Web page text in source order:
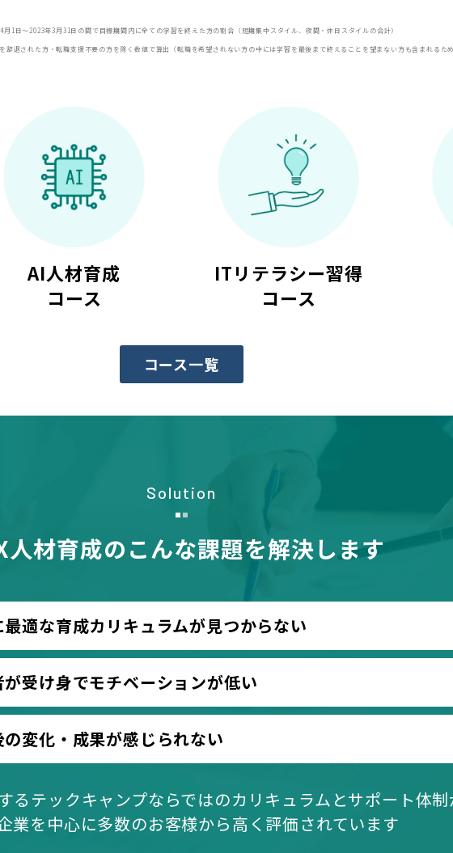
1日〜2023年3月31日の間で目標期間内に全ての学習を終えた方の割合（短期集中スタイル、夜間・休日スタイルの合計）
退された方・転職支援不要の方を除く数値で算出（転職を希望されない方の中には学習を最後まで終えることを望まない方も含まれるため
AI人材育成
コース
ITリテラシー習得
コース
コース一覧
Solution
人材育成のこんな課題を解決します
適な育成カリキュラムが見つからない
受け身でモチベーションが低い
変化・成果が感じられない
るテックキャンプならではのカリキュラムとサポート体制
業を中心に多数のお客様から高く評価されています